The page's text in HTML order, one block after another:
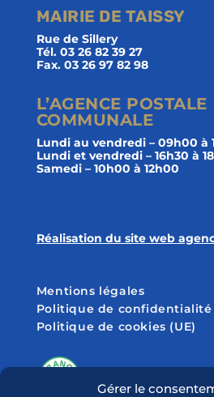
Gérer le
MAIRIE DE TAISSY
Rue de Sillery
Tél. 03 26 82 39 27
Fax. 03 26 97 82 98
L’AGENCE POSTALE
COMMUNALE
Lundi au vendredi – 09h00 à
Lundi et vendredi – 16h30 à
Samedi – 10h00 à 12h00
Réalisation du site web
Mentions légales
Politique de confidentialité
Politique de cookies (UE)